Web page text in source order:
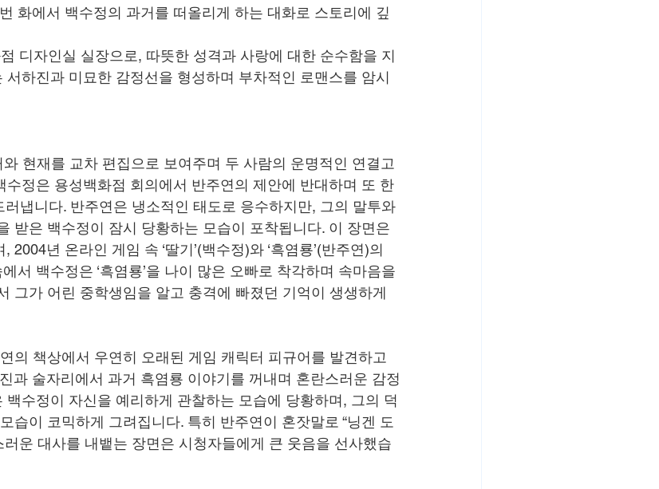
화에서 백수정의 과거를 떠올리게 하는 대화로 스토리에 깊
디자인실 실장으로, 따뜻한 성격과 사랑에 대한 순수함을 지
서하진과 미묘한 감정선을 형성하며 부차적인 로맨스를 암시
현재를 교차 편집으로 보여주며 두 사람의 운명적인 연결고
수정은 용성백화점 회의에서 반주연의 제안에 반대하며 또 한
러냅니다. 반주연은 냉소적인 태도로 응수하지만, 그의 말투와
받은 백수정이 잠시 당황하는 모습이 포착됩니다. 이 장면은
년 온라인 게임 속 ‘딸기’(백수정)와 ‘흑염룡’(반주연)의
서 백수정은 ‘흑염룡’을 나이 많은 오빠로 착각하며 속마음을
그가 어린 중학생임을 알고 충격에 빠졌던 기억이 생생하게
의 책상에서 우연히 오래된 게임 캐릭터 피규어를 발견하고
과 술자리에서 과거 흑염룡 이야기를 꺼내며 혼란스러운 감정
백수정이 자신을 예리하게 관찰하는 모습에 당황하며, 그의 덕
습이 코믹하게 그려집니다. 특히 반주연이 혼잣말로 “닝겐 도
운 대사를 내뱉는 장면은 시청자들에게 큰 웃음을 선사했습